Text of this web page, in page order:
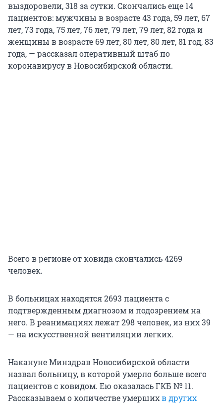
выздоровели, 318 за сутки. Скончались еще 14
пациентов: мужчины в возрасте 43 года, 59 лет, 67
лет, 73 года, 75 лет, 76 лет, 79 лет, 79 лет, 82 года и
женщины в возрасте 69 лет, 80 лет, 80 лет, 81 год, 83
года, — рассказал оперативный штаб по
коронавирусу в Новосибирской области.
Всего в регионе от ковида скончались 4269
человек.
В больницах находятся 2693 пациента с
подтвержденным диагнозом и подозрением на
него. В реанимациях лежат 298 человек, из них 39
— на искусственной вентиляции легких.
Накануне Минздрав Новосибирской области
назвал больницу, в которой умерло больше всего
пациентов с ковидом. Ею оказалась ГКБ № 11.
Рассказываем о количестве умершихв других